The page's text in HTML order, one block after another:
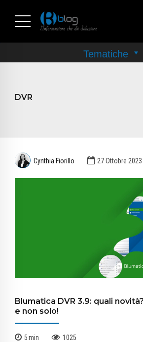
DVR
Cynthia Fiorillo 27 Ottobre 2023
Blumatica DVR 3.9: quali
e non solo!
5min 1025